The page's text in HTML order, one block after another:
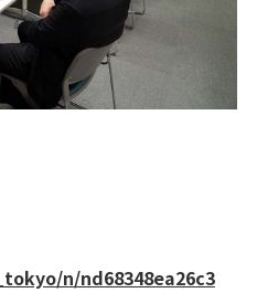
n/nd68348ea26c3